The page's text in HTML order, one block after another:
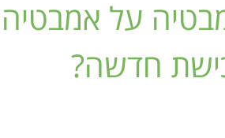
על אמבטיה
חדשה?